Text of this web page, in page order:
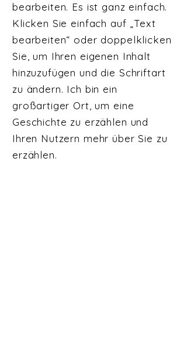
bearbeiten. Es ist ganz einfach.
Klicken Sie einfach auf „Text
bearbeiten“ oder doppelklicken
Sie, um Ihren eigenen Inhalt
hinzuzufügen und die Schriftart
zu ändern. Ich bin ein
großartiger Ort, um eine
Geschichte zu erzählen und
Ihren Nutzern mehr über Sie zu
erzählen.